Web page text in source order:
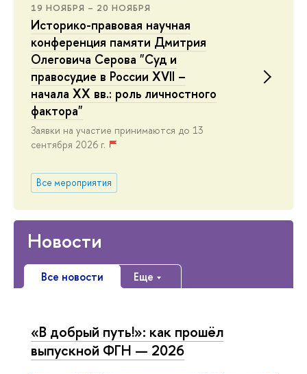
19 НОЯБРЯ – 20 НОЯБРЯ
Историко-правовая научная
конференция памяти Дмитрия
Олеговича Серова "Суд и
правосудие в России XVII –
начала XX вв.: роль личностного
фактора"
Заявки на участие принимаются до 13
сентября 2026 г.
Все мероприятия
Новости
Все новости Еще
«В добрый путь!»: как прошёл
выпускной ФГН — 2026